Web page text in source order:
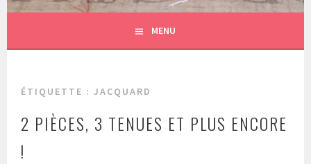
MENU
ÉTIQUETTE :JACQUARD
2 PIÈCES, 3 TENUES ET PLUS ENCORE
!